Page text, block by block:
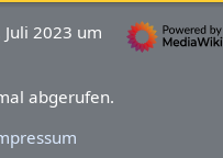
2023 um
abgerufen.